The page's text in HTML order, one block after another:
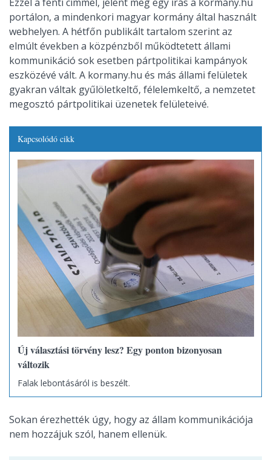
portálon, a mindenkori magyar kormány által használt
webhelyen. A hétfőn publikált tartalom szerint az
elmúlt években a közpénzből működtetett állami
kommunikáció sok esetben pártpolitikai kampányok
eszközévé vált. A kormany.hu és más állami felületek
gyakran váltak gyűlöletkeltő, félelemkeltő, a nemzetet
megosztó pártpolitikai üzenetek felületeivé.
Kapcsolódó cikk
Új választási törvény lesz? Egy ponton bizonyosan
változik
Falak lebontásáról is beszélt.
Sokan érezhették úgy, hogy az állam kommunikációja
nem hozzájuk szól, hanem ellenük.